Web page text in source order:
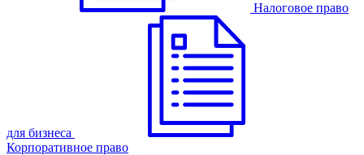
Налоговое право
для бизнеса
Корпоративное право